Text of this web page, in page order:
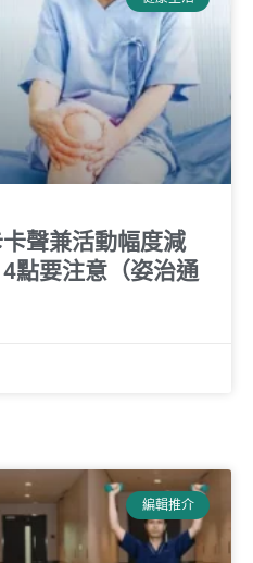
卡聲兼活動幅度減
點要注意（姿治通
編輯推介